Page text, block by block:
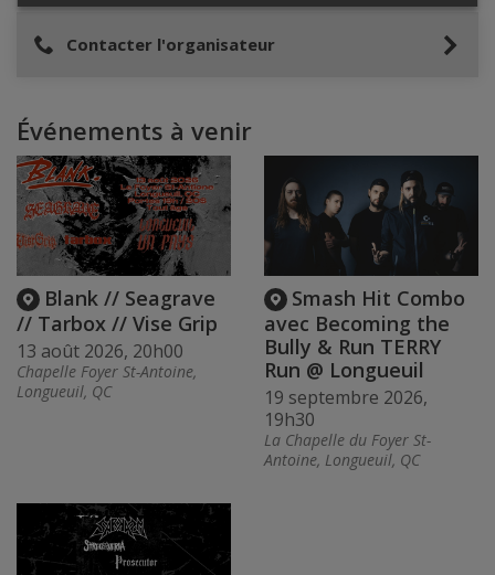
Contacter l'organisateur
Événements à venir
Blank // Seagrave
// Tarbox // Vise Grip
13 août 2026, 20h00
Chapelle Foyer St-Antoine,
Longueuil, QC
Smash Hit Combo
avec Becoming the
Bully & Run TERRY
Run @ Longueuil
19 septembre 2026,
19h30
La Chapelle du Foyer St-
Antoine, Longueuil, QC